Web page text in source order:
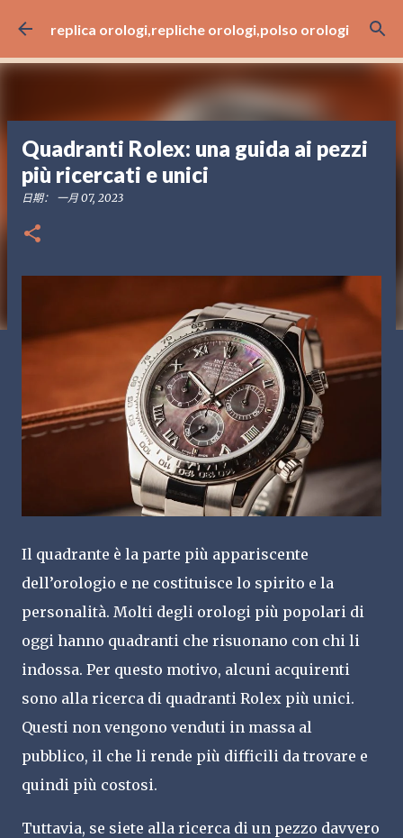
跳至主要内容
replica orologi,repliche orologi,polso orologi
Quadranti Rolex: una guida ai pezzi
più ricercati e unici
日期： 一月 07, 2023
Il quadrante è la parte più appariscente
dell’orologio e ne costituisce lo spirito e la
personalità. Molti degli orologi più popolari di
oggi hanno quadranti che risuonano con chi li
indossa. Per questo motivo, alcuni acquirenti
sono alla ricerca di quadranti Rolex più unici.
Questi non vengono venduti in massa al
pubblico, il che li rende più difficili da trovare e
quindi più costosi.
Tuttavia, se siete alla ricerca di un pezzo davvero